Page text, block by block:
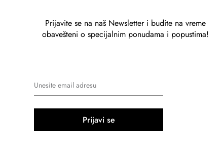
Prijavite se na naš Newsletter i budite na vreme
obavešteni o specijalnim ponudama i popustima!
Prijavi se